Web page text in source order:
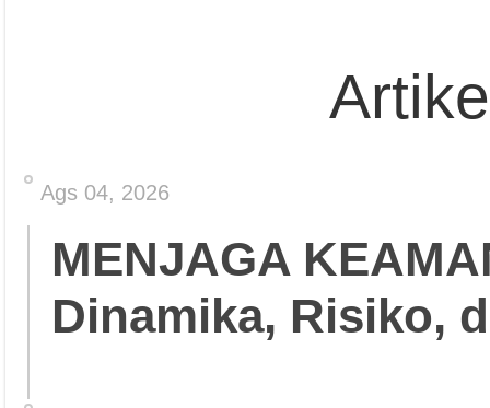
Ags 04, 2026
MENJAGA
Dinamika, Risiko,